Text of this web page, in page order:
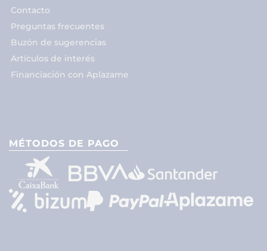
Contacto
Preguntas frecuentes
Buzón de sugerencias
Artículos de interés
Financiación con Aplazame
MÉTODOS DE PAGO